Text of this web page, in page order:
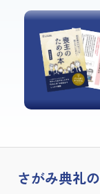
さがみ典礼の